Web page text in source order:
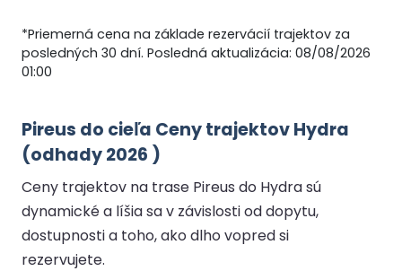
*Priemerná cena na základe rezervácií trajektov za
posledných 30 dní. Posledná aktualizácia: 08/08/2026
01:00
Pireus do cieľa Ceny trajektov Hydra
(odhady 2026 )
Ceny trajektov na trase Pireus do Hydra sú
dynamické a líšia sa v závislosti od dopytu,
dostupnosti a toho, ako dlho vopred si
rezervujete.